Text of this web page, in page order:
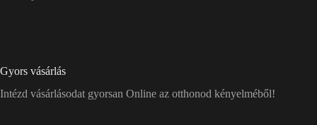
Gyors vásárlás
Intézd vásárlásodat gyorsan Online az otthonod kényelméből!